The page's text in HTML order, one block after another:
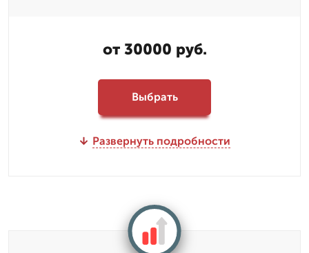
от 30000 руб.
Выбрать
Развернуть подробности